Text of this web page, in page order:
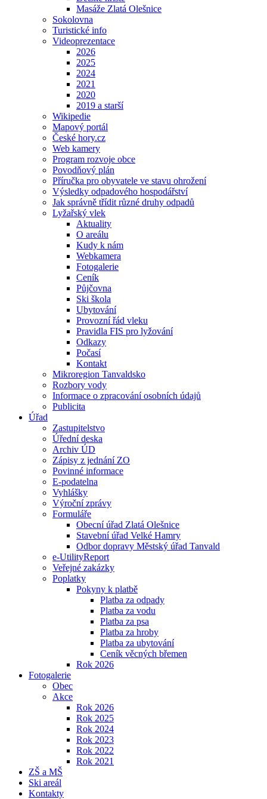
Masáže Zlatá Olešnice
Sokolovna
Turistické info
Videoprezentace
2026
2025
2024
2021
2020
2019 a starší
Wikipedie
Mapový portál
České hory.cz
Web kamery
Program rozvoje obce
Povodňový plán
Příručka pro obyvatele ve stavu ohrožení
Výsledky odpadového hospodářství
Jak správně třídit různé druhy odpadů
Lyžařský vlek
Aktuality
O areálu
Kudy k nám
Webkamera
Fotogalerie
Ceník
Půjčovna
Ski škola
Ubytování
Provozní řád vleku
Pravidla FIS pro lyžování
Odkazy
Počasí
Kontakt
Mikroregion Tanvaldsko
Rozbory vody
Informace o zpracování osobních údajů
Publicita
Úřad
Zastupitelstvo
Úřední deska
Archiv ÚD
Zápisy z jednání ZO
Povinné informace
E-podatelna
Vyhlášky
Výroční zprávy
Formuláře
Obecní úřad Zlatá Olešnice
Stavební úřad Velké Hamry
Odbor dopravy Městský úřad Tanvald
e-UtilityReport
Veřejné zakázky
Poplatky
Pokyny k platbě
Platba za odpady
Platba za vodu
Platba za psa
Platba za hroby
Platba za ubytování
Ceník věcných břemen
Rok 2026
Fotogalerie
Obec
Akce
Rok 2026
Rok 2025
Rok 2024
Rok 2023
Rok 2022
Rok 2021
ZŠ a MŠ
Ski areál
Kontakty